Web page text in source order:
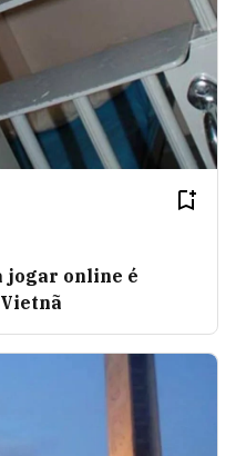
jogar online é